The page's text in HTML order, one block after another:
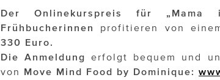
Der Onlinekurspreis für
Frühbucherinnen
profitieren von
330 Euro.
Die Anmeldung
erfolgt bequem und
von Move Mind Food by Dominique: